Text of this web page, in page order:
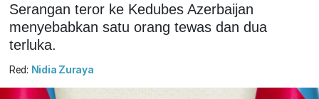
Serangan teror ke Kedubes Azerbaijan
menyebabkan satu orang tewas dan dua
terluka.
Red: Nidia Zuraya